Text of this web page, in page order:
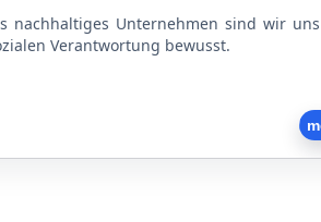
nachhaltiges Unternehmen sind wir
Verantwortung bewusst.